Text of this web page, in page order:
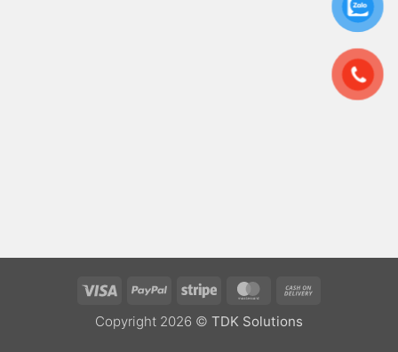
Visa PayPal Stripe MasterCard
Copyright 2026 © TDK Solutions